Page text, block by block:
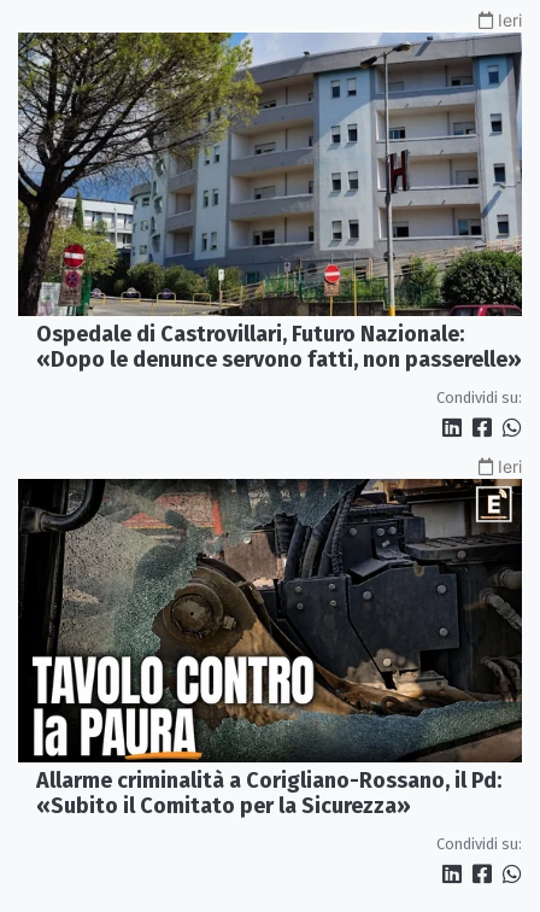
Ieri
Ospedale di Castrovillari, Futuro Nazionale:
«Dopo le denunce servono fatti, non passerelle»
Condividi su:
Ieri
Allarme criminalità a Corigliano-Rossano, il Pd:
«Subito il Comitato per la Sicurezza»
Condividi su: